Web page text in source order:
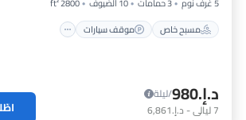
5 غرف نوم 3 حمامات 10 الضيوف
2800 ft²
مسبح خاص
موقف سيارات
د.إ.‏980
/ليلة
7ليالي- د.إ.‏6,861